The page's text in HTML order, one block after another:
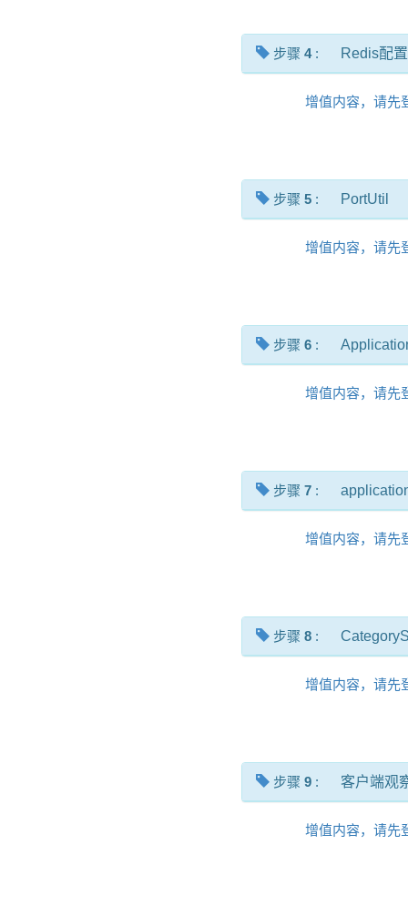
步骤 4: Redis配置
增值内容，请先
步骤 5 : PortUtil
增值内容，请先
步骤 6 :
增值内容，请先
步骤 7 :
增值内容，请先
步骤 8 :
增值内容，请先
步骤 9 : 客户端观
增值内容，请先